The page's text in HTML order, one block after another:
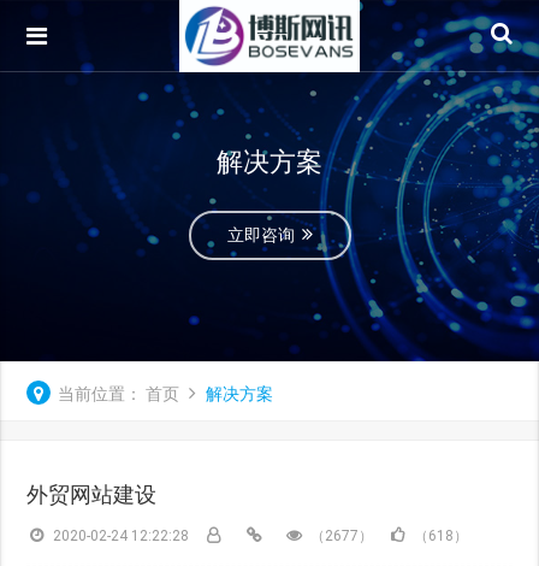
解决方案
立即咨询
当前位置： 首页 解决方案
外贸网站建设
2020-02-24 12:22:28 （2677） （618）